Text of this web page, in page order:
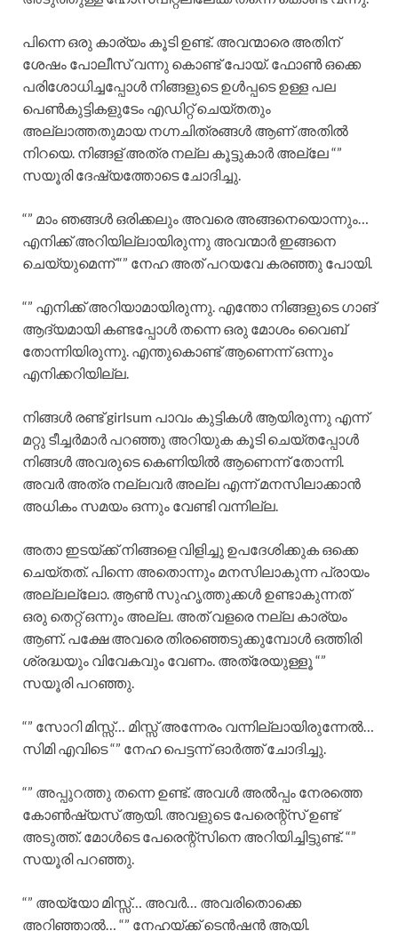
പിന്നെ ഒരു കാര്യം കൂടി ഉണ്ട്. അവന്മാരെ അതിന്
ശേഷം പോലീസ് വന്നു കൊണ്ട് പോയ്‌. ഫോൺ ഒക്കെ
പരിശോധിച്ചപ്പോൾ നിങ്ങളുടെ ഉൾപ്പടെ ഉള്ള പല
പെൺകുട്ടികളുടേം എഡിറ്റ്‌ ചെയ്തതും
അല്ലാത്തതുമായ നഗ്നചിത്രങ്ങൾ ആണ് അതിൽ
നിറയെ. നിങ്ങള് അത്ര നല്ല കൂട്ടുകാർ അല്ലേ “”
സയൂരി ദേഷ്യത്തോടെ ചോദിച്ചു.
“” മാം ഞങ്ങൾ ഒരിക്കലും അവരെ അങ്ങനെയൊന്നും…
എനിക്ക് അറിയില്ലായിരുന്നു അവന്മാർ ഇങ്ങനെ
ചെയ്യുമെന്ന് “” നേഹ അത് പറയവേ കരഞ്ഞു പോയി.
“” എനിക്ക് അറിയാമായിരുന്നു. എന്തോ നിങ്ങളുടെ ഗാങ്
ആദ്യമായി കണ്ടപ്പോൾ തന്നെ ഒരു മോശം വൈബ്
തോന്നിയിരുന്നു. എന്തുകൊണ്ട് ആണെന്ന് ഒന്നും
എനിക്കറിയില്ല.
നിങ്ങൾ രണ്ട് girlsum പാവം കുട്ടികൾ ആയിരുന്നു എന്ന്
മറ്റു ടീച്ചർമാർ പറഞ്ഞു അറിയുക കൂടി ചെയ്തപ്പോൾ
നിങ്ങൾ അവരുടെ കെണിയിൽ ആണെന്ന് തോന്നി.
അവർ അത്ര നല്ലവർ അല്ല എന്ന് മനസിലാക്കാൻ
അധികം സമയം ഒന്നും വേണ്ടി വന്നില്ല.
അതാ ഇടയ്ക്ക് നിങ്ങളെ വിളിച്ചു ഉപദേശിക്കുക ഒക്കെ
ചെയ്തത്. പിന്നെ അതൊന്നും മനസിലാകുന്ന പ്രായം
അല്ലല്ലോ. ആൺ സുഹൃത്തുക്കൾ ഉണ്ടാകുന്നത്
ഒരു തെറ്റ് ഒന്നും അല്ല. അത് വളരെ നല്ല കാര്യം
ആണ്. പക്ഷേ അവരെ തിരഞ്ഞെടുക്കുമ്പോൾ ഒത്തിരി
ശ്രദ്ധയും വിവേകവും വേണം. അത്രേയുള്ളൂ “”
സയൂരി പറഞ്ഞു.
“” സോറി മിസ്സ്‌… മിസ്സ്‌ അന്നേരം വന്നില്ലായിരുന്നേൽ…
സിമി എവിടെ “” നേഹ പെട്ടന്ന് ഓർത്ത് ചോദിച്ചു.
“” അപ്പുറത്തു തന്നെ ഉണ്ട്. അവൾ അൽപ്പം നേരത്തെ
കോൺഷ്യസ് ആയി. അവളുടെ പേരെന്റ്സ് ഉണ്ട്
അടുത്ത്. മോൾടെ പേരെന്റ്സിനെ അറിയിച്ചിട്ടുണ്ട്. “”
സയൂരി പറഞ്ഞു.
“” അയ്യോ മിസ്സ്‌… അവർ… അവരിതൊക്കെ
അറിഞ്ഞാൽ… “” നേഹയ്ക്ക് ടെൻഷൻ ആയി.